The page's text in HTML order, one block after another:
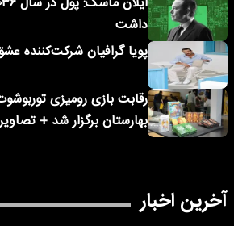
داشت
پویا گرافیان شرکت‌کننده عشق
رقابت بازی رومیزی
بهارستان برگزار شد + تصاویر
آخرین اخبار